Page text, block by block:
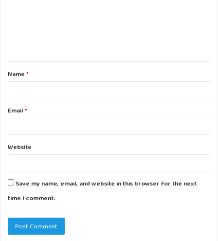
t
*Name *
Email *
Website
Save my name, email, and website in this browser for the next
time I comment.